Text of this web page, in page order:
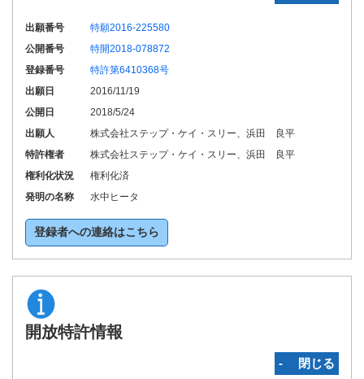
出願番号
特願2016-225580
公開番号
特開2018-078872
登録番号
特許第6410368号
出願日
2016/11/19
公開日
2018/5/24
出願人
株式会社ステップ・ケイ・スリー、浜田 良平
特許権者
株式会社ステップ・ケイ・スリー、浜田 良平
権利化状況
権利化済
発明の名称
水中ヒータ
登録者への連絡はこちら
開放特許情報
‐ 閉じる